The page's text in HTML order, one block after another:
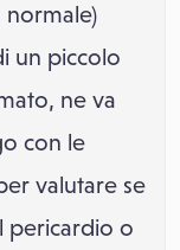
normale)
un piccolo
ne va
con le
valutare se
pericardio o